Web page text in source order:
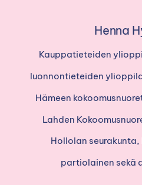
Henna
Kauppatieteiden
luonnontieteiden
Hämeen
Lahden
Hollolan
partiolainen sekä